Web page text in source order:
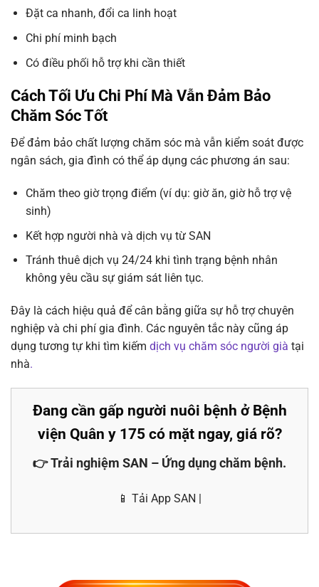
Đặt ca nhanh, đổi ca linh hoạt
Chi phí minh bạch
Có điều phối hỗ trợ khi cần thiết
Cách Tối Ưu Chi Phí Mà Vẫn Đảm Bảo
Chăm Sóc Tốt
Để đảm bảo chất lượng chăm sóc mà vẫn kiểm soát được
ngân sách, gia đình có thể áp dụng các phương án sau:
Chăm theo giờ trọng điểm (ví dụ: giờ ăn, giờ hỗ trợ vệ
sinh)
Kết hợp người nhà và dịch vụ từ SAN
Tránh thuê dịch vụ 24/24 khi tình trạng bệnh nhân
không yêu cầu sự giám sát liên tục.
Đây là cách hiệu quả để cân bằng giữa sự hỗ trợ chuyên
nghiệp và chi phí gia đình. Các nguyên tắc này cũng áp
dụng tương tự khi tìm kiếm dịch vụ chăm sóc người già tại
nhà.
Đang cần gấp người nuôi bệnh ở Bệnh
viện Quân y 175 có mặt ngay, giá rõ?
👉 Trải nghiệm SAN – Ứng dụng chăm bệnh.
📱 Tải App SAN |